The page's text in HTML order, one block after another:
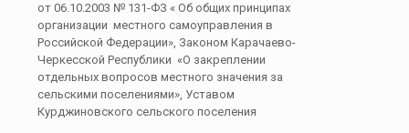
от 06.10.2003 № 131-ФЗ « Об общих принципах
организации местного самоуправления в
Российской Федерации», Законом Карачаево-
Черкесской Республики «О закреплении
отдельных вопросов местного значения за
сельскими поселениями», Уставом
Курджиновского сельского поселения